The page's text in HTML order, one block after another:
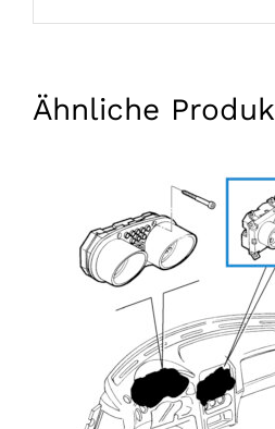
Ähnliche
IN DEN WARENKORB
EINZELHEITEN